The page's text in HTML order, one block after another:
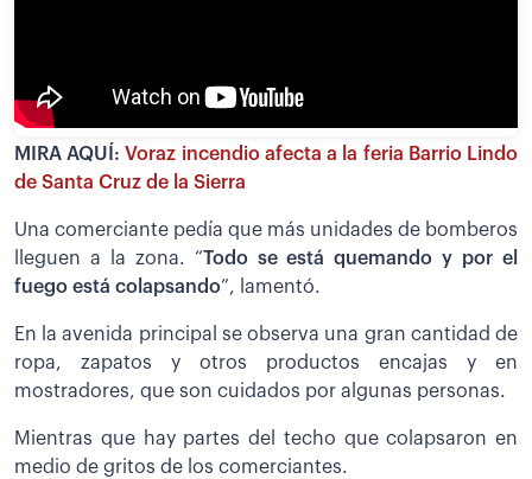
MIRA AQUÍ:Voraz incendio afecta a la feria Barrio Lindo
de Santa Cruz de la Sierra
Una comerciante pedía que más unidades de bomberos
lleguen a la zona. “Todo se está quemando y por el
fuego está colapsando”, lamentó.
En la avenida principal se observa una gran cantidad de
ropa, zapatos y otros productos encajas y en
mostradores, que son cuidados por algunas personas.
Mientras que hay partes del techo que colapsaron en
medio de gritos de los comerciantes.